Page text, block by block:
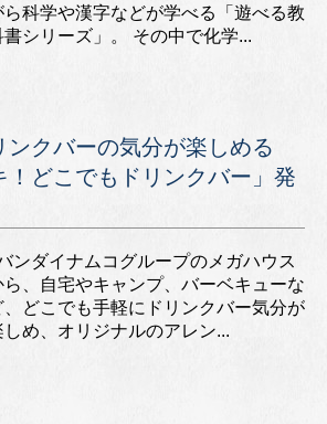
ら科学や漢字などが学べる「遊べる教
書シリーズ」。 その中で化学...
ンクバーの気分が楽しめる
！どこでもドリンクバー」発
ンダイナムコグループのメガハウス
ら、自宅やキャンプ、バーベキューな
、どこでも手軽にドリンクバー気分が
しめ、オリジナルのアレン...